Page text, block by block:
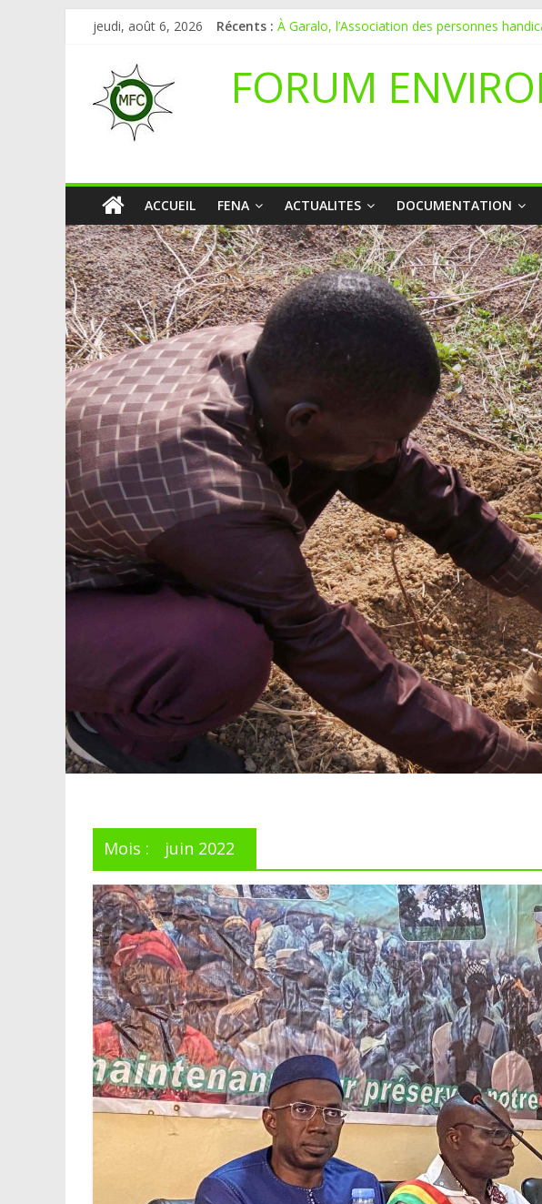
jeudi, août 6, 2026 Récents : À Garalo, l’Association des personnes
Inondations : le Mali déclare l’état de
Mali-Folkecenter Nyetaa initie 20 jeunes à la
FORUM
ACCUEIL FENA ACTUALITES DOCUMENTATION
Mois : juin 2022